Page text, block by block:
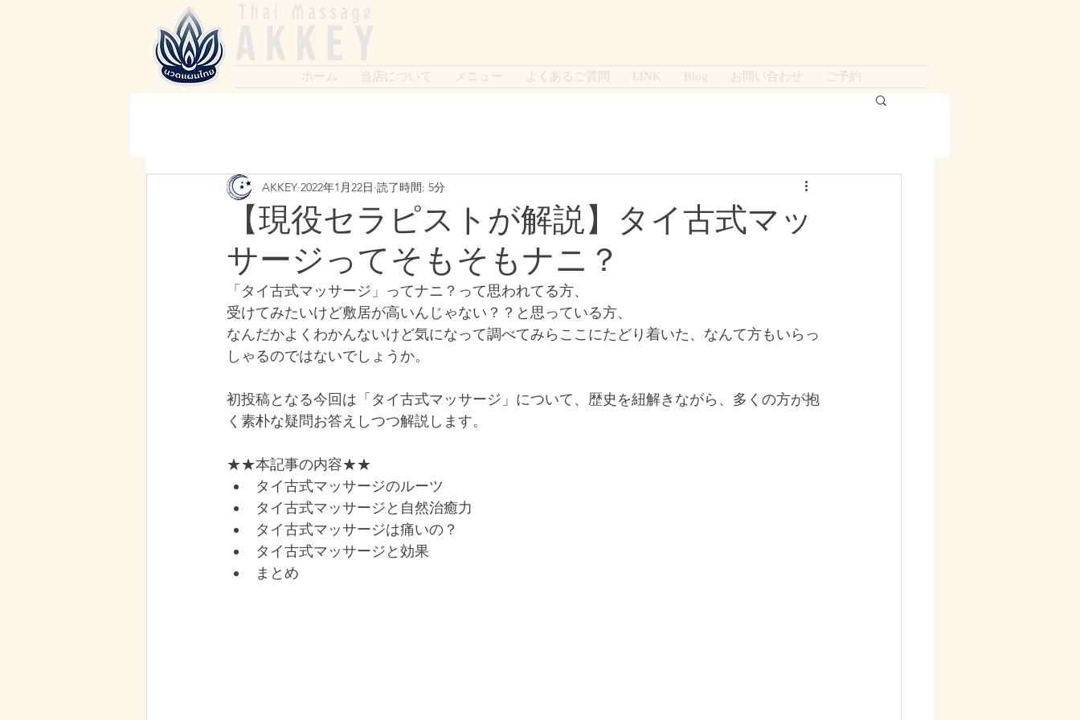
ホーム 当店について メニュー よくあるご質問 LINK Blog お問い合わせ ご予約
【現役セラピストが解説】タイ古式マッ
サージってそもそもナニ？
AKKEY 2022年1月22日 読了時間: 5分
「タイ古式マッサージ」ってナニ？って思われてる方、
受けてみたいけど敷居が高いんじゃない？？と思っている方、
なんだかよくわかんないけど気になって調べてみらここにたどり着いた、なんて方もいらっ
しゃるのではないでしょうか。
初投稿となる今回は「タイ古式マッサージ」について、歴史を紐解きながら、多くの方が抱
く素朴な疑問お答えしつつ解説します。
★★本記事の内容★★
タイ古式マッサージのルーツ
タイ古式マッサージと自然治癒力
タイ古式マッサージは痛いの？
タイ古式マッサージと効果
まとめ